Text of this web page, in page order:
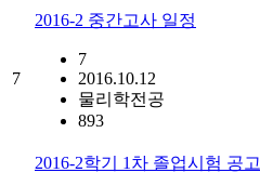
7
2016-2 중간고사 일정
7
2016.10.12
물리학전공
893
2016-2학기 1차 졸업시험 공고